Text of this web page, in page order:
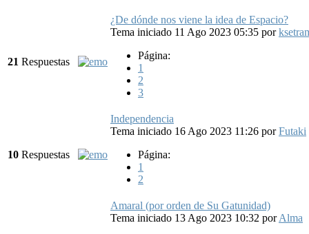
21 Respuestas
¿De dónde nos viene la idea de Espacio?
Tema iniciado 11 Ago 2023 05:35 por
Página:
1
2
3
10 Respuestas
Independencia
Tema iniciado 16 Ago 2023 11:26 porFutaki
Página:
1
2
Amaral (por orden de Su Gatunidad)
Tema iniciado 13 Ago 2023 10:32 porAlma